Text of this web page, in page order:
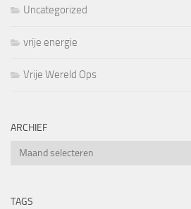
Uncategorized
vrije energie
Vrije Wereld Ops
ARCHIEF
Archief
TAGS